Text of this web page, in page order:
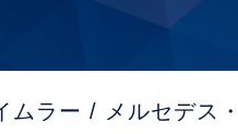
ムラー / メルセデス